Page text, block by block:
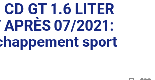
CD GT 1.6 LITER
APRÈS 07/2021:
sport